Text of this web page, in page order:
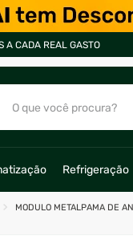
A CADA REAL GASTO
que você procura?
Refrigeração
MODULO METALPAMA DE
º
fogão